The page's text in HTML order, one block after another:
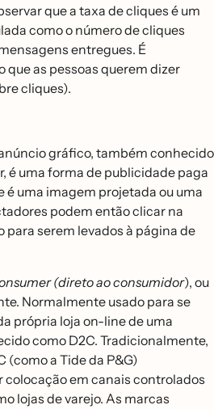
que a taxa de cliques é um
como o número de cliques
entregues. É
as pessoas querem dizer
cliques).
gráfico, também conhecido
é uma forma de publicidade paga
uma imagem projetada ou uma
podem então clicar na
serem levados à página de
(direto ao consumidor), ou
Normalmente usado para se
própria loja on-line de uma
como D2C. Tradicionalmente,
(como a Tide da P&G)
em canais controlados
lojas de varejo. As marcas